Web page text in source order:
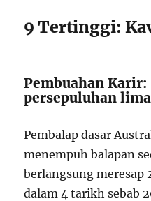
9 Tertinggi:
Pembuahan
persepuluhan
Pembalap dasar
menempuh balapan
berlangsung meresap
dalam 4 tarikh sebab